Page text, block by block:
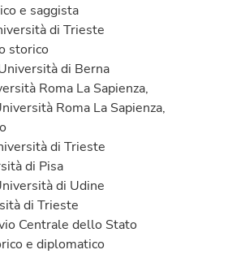
e saggista
di Trieste
storico
di Berna
Roma La Sapienza,
Roma La Sapienza,
di Trieste
di Pisa
di Udine
di Trieste
Centrale dello Stato
e diplomatico